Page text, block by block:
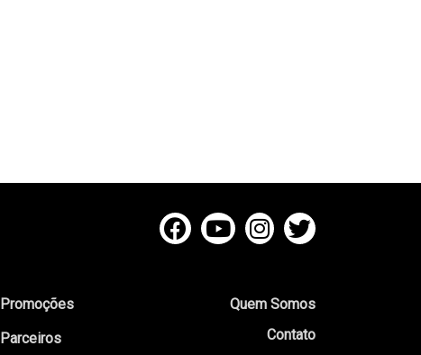
Promoções
Parceiros
Quem Somos
Contato